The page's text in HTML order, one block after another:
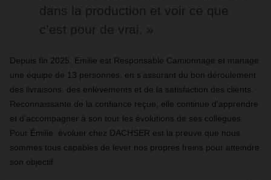
dans la production et voir ce que
c’est pour de vrai. »
Depuis fin 2025, Emilie est Responsable Camionnage et manage
une équipe de 13 personnes, en s’assurant du bon déroulement
des livraisons, des enlèvements et de la satisfaction des clients.
Reconnaissante de la confiance reçue, elle continue d’apprendre
et d’accompagner à son tour les évolutions de ses collègues.
Pour Émilie, évoluer chez DACHSER est la preuve que nous
sommes tous capables de lever nos propres freins pour atteindre
son objectif.